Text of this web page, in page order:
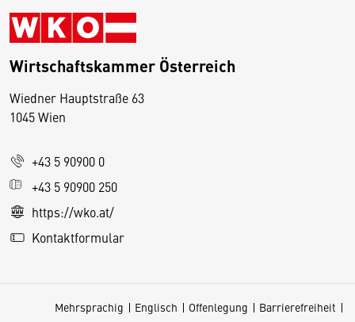
Wirtschaftskammer Österreich
Wiedner Hauptstraße 63
1045 Wien
+43 5 90900 0
+43 5 90900 250
https://wko.at/
Kontaktformular
Mehrsprachig Englisch Offenlegung
Barrierefreiheit
D
s
e
S
e